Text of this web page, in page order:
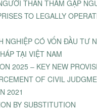
THÂN THĂM GẶP
TO LEGALLY
NGHIỆP CÓ VỐN ĐẦU TƯ
TẠI VIỆT NAM
2025 – KEY NEW
OF CIVIL
2021
BY SUBSTITUTION